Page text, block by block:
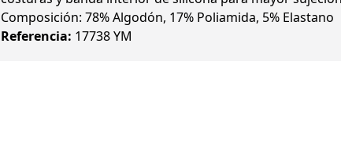
Composición: 78% Algodón, 17% Poliamida, 5% Elastano
Referencia: 17738 YM